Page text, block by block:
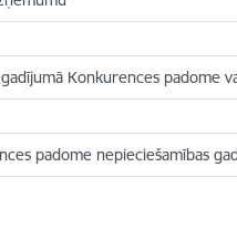
Konkurences padome
padome nepieciešamības